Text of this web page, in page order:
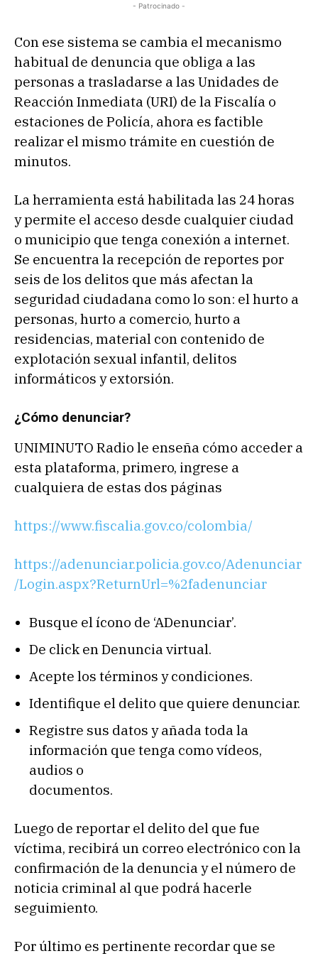
- Patrocinado -
Con ese sistema se cambia el mecanismo
habitual de denuncia que obliga a las
personas a trasladarse a las Unidades de
Reacción Inmediata (URI) de la Fiscalía o
estaciones de Policía, ahora es factible
realizar el mismo trámite en cuestión de
minutos.
La herramienta está habilitada las 24 horas
y permite el acceso desde cualquier ciudad
o municipio que tenga conexión a internet.
Se encuentra la recepción de reportes por
seis de los delitos que más afectan la
seguridad ciudadana como lo son: el hurto a
personas, hurto a comercio, hurto a
residencias, material con contenido de
explotación sexual infantil, delitos
informáticos y extorsión.
¿Cómo denunciar?
UNIMINUTO Radio le enseña cómo acceder a
esta plataforma, primero, ingrese a
cualquiera de estas dos páginas
https://www.fiscalia.gov.co/colombia/
https://adenunciar.policia.gov.co/Adenunciar
/Login.aspx?ReturnUrl=%2fadenunciar
Busque el ícono de ‘ADenunciar’.
De click en Denuncia virtual.
Acepte los términos y condiciones.
Identifique el delito que quiere denunciar.
Registre sus datos y añada toda la
información que tenga como vídeos,
audios o
documentos.
Luego de reportar el delito del que fue
víctima, recibirá un correo electrónico con la
confirmación de la denuncia y el número de
noticia criminal al que podrá hacerle
seguimiento.
Por último es pertinente recordar que se